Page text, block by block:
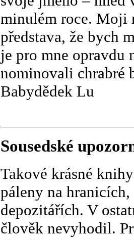
minulém roce. Moji
představa, že bych
je pro mne opravdu
nominovali chrabré
Babydědek Lu
Sousedské
Takové krásné
páleny na
depozitářích. V
člověk nevyhodil.